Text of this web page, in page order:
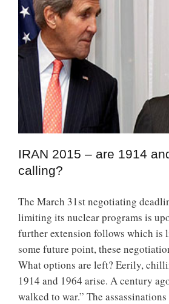
IRAN 2015 – are 1914
calling?
The March 31st negotiating
limiting its nuclear programs is
further extension follows which is
some future point, these
What options are left? Eerily,
1914 and 1964 arise. A century
walked to war.” The